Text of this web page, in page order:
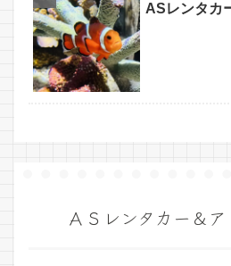
ASレンタカ
ＡＳレンタカー＆